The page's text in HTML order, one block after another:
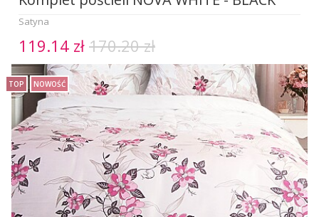
Satyna
119.14 zł170.20 zł
TOP NOWOŚĆ